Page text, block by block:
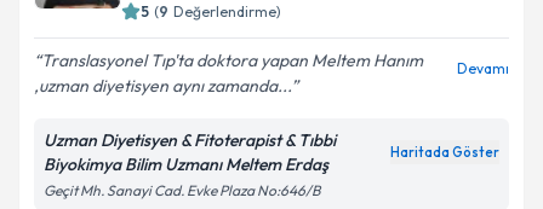
Kişisel verilerimin işlenmesine ilişkin
Aydınlatma
Metni'ni okudum ve kişisel verilerimin belirtilen
kapsamda işlenmesini kabul ediyorum.
5 (9 Değerlendirme)
Translasyonel Tıp'ta doktora yapan Meltem Hanım
,uzman diyetisyen aynı zamanda...
Devamı
Uzman Diyetisyen & Fitoterapist & Tıbbi
Biyokimya Bilim Uzmanı Meltem Erdaş
Haritada Göster
Geçit Mh. Sanayi Cad. Evke Plaza No:646/B